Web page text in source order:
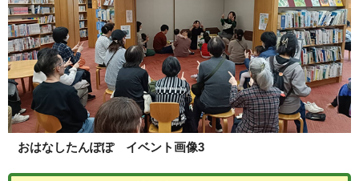
おはなしたんぽぽ イベント画像3